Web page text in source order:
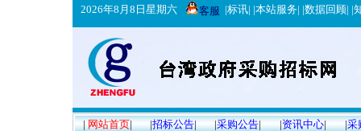
2026年8月8日星期六 客服 |标讯| |本站服务| |数据回顾| |
|网站首页| |招标公告| |采购公告| |资讯中心| |采